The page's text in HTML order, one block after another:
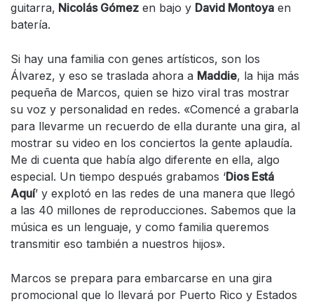
guitarra, Nicolás Gómez en bajo y David Montoya en
batería.
Si hay una familia con genes artísticos, son los
Álvarez, y eso se traslada ahora a Maddie, la hija más
pequeña de Marcos, quien se hizo viral tras mostrar
su voz y personalidad en redes. «Comencé a grabarla
para llevarme un recuerdo de ella durante una gira, al
mostrar su video en los conciertos la gente aplaudía.
Me di cuenta que había algo diferente en ella, algo
especial. Un tiempo después grabamos ‘Dios Está
Aquí’ y explotó en las redes de una manera que llegó
a las 40 millones de reproducciones. Sabemos que la
música es un lenguaje, y como familia queremos
transmitir eso también a nuestros hijos».
Marcos se prepara para embarcarse en una gira
promocional que lo llevará por Puerto Rico y Estados